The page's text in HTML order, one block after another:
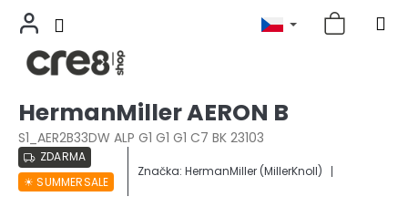
obsah
HermanMiller AERON B
S1_AER2B33DW ALP G1 G1 G1 C7 BK 23103
ZDARMA
☀︎ SUMMERSALE
Značka:HermanMiller (MillerKnoll)